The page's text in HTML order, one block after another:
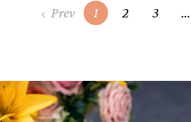
Posts Prev 1 2 3 …